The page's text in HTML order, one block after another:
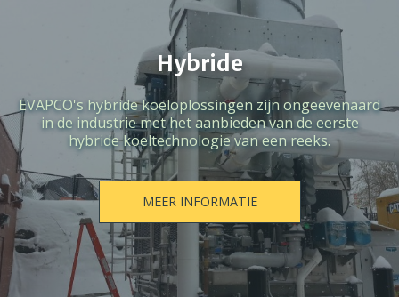
Hybride
EVAPCO's hybride koeloplossingen zijn ongeëvenaard
in de industrie met het aanbieden van de eerste
hybride koeltechnologie van een reeks.
MEER INFORMATIE